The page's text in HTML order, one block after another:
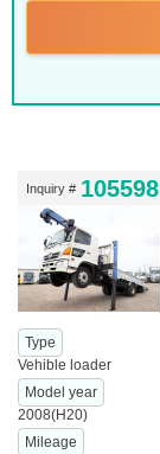
Inquiry # 105598
Type
Vehible loader
Model year
2008(H20)
Mileage